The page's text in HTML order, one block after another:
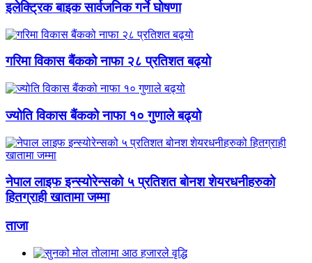
इलेक्ट्रिक बाइक सार्वजनिक गर्ने घोषणा
गरिमा विकास बैंकको नाफा २८ प्रतिशत बढ्यो
ज्योति विकास बैंकको नाफा १० गुणाले बढ्यो
नेपाल लाइफ इन्स्योरेन्सको ५ प्रतिशत बोनश शेयरधनीहरुको
हितग्राही खातामा जम्मा
ताजा